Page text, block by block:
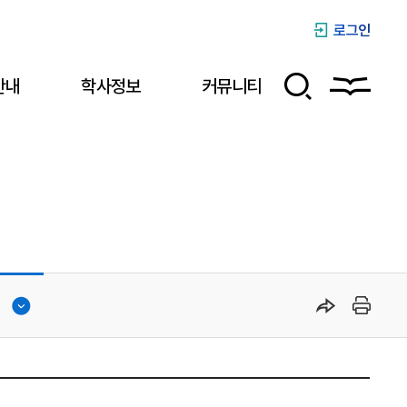
로그인
학사정보 커뮤니티